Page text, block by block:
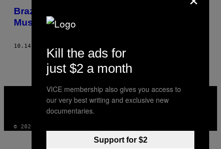
Brazil Wants to Tear Down an Indigenous
Museum to Put Up a Parking Lot
10.14.13
VICE
MEDIA
© 2026 VICE DIGITAL PUBLISHING, LLC
Kill the ads for
just $2 a month
VICE membership also gives you access to
our very best writing and exclusive new
documentaries.
Support for $2